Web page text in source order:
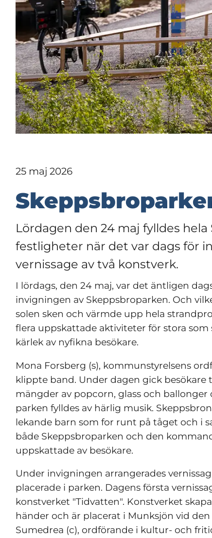
25 maj 2026
Lördagen den 24 maj fylldes
festligheter när det var dags för
vernissage av två konstverk.
I lördags, den 24 maj, var det äntligen
invigningen av Skeppsbroparken. Och
solen sken och värmde upp hela
flera uppskattade aktiviteter för stora som
kärlek av nyfikna besökare.
Mona Forsberg (s), kommunstyrelsens
klippte band. Under dagen gick besökare
mängder av popcorn, glass och
parken fylldes av härlig musik.
lekande barn som for runt på tåget och i
både Skeppsbroparken och den
uppskattade av besökare.
Under invigningen arrangerades
placerade i parken. Dagens första
konstverket "Tidvatten". Konstverket
händer och är placerat i Munksjön vid
Sumedrea (c), ordförande i kultur- och